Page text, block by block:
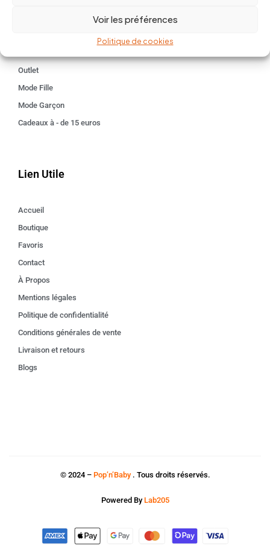
Voir les préférences
Politique de cookies
Outlet
Mode Fille
Mode Garçon
Cadeaux à - de 15 euros
Lien Utile
Accueil
Boutique
Favoris
Contact
À Propos
Mentions légales
Politique de confidentialité
Conditions générales de vente
Livraison et retours
Blogs
© 2024 – Pop’n’Baby. Tous droits réservés.
Powered By Lab205